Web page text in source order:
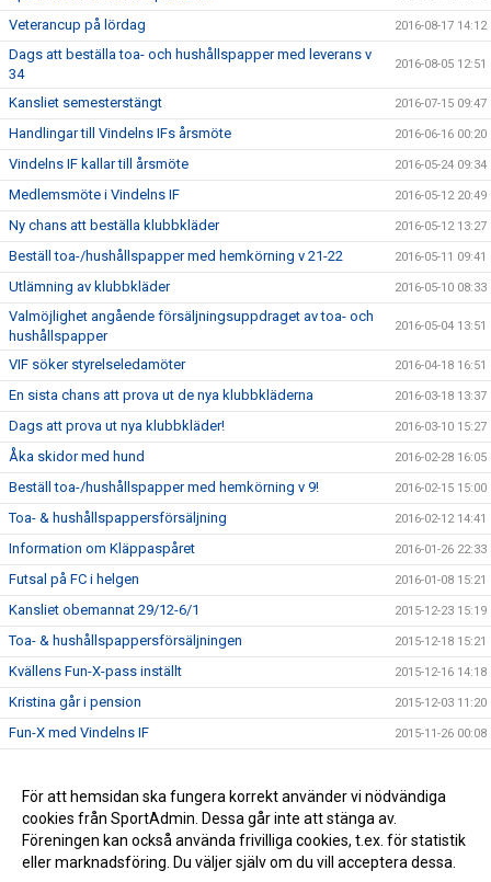
Veterancup på lördag 2016-08-17 14:12
Dags att beställa toa- och hushållspapper med leverans v
34
2016-08-05 12:51
Kansliet semesterstängt 2016-07-15 09:47
Handlingar till Vindelns IFs årsmöte 2016-06-16 00:20
Vindelns IF kallar till årsmöte 2016-05-24 09:34
Medlemsmöte i Vindelns IF 2016-05-12 20:49
Ny chans att beställa klubbkläder 2016-05-12 13:27
Beställ toa-/hushållspapper med hemkörning v 21-22 2016-05-11 09:41
Utlämning av klubbkläder 2016-05-10 08:33
Valmöjlighet angående försäljningsuppdraget av toa- och
hushållspapper
2016-05-04 13:51
VIF söker styrelseledamöter 2016-04-18 16:51
En sista chans att prova ut de nya klubbkläderna 2016-03-18 13:37
Dags att prova ut nya klubbkläder! 2016-03-10 15:27
Åka skidor med hund 2016-02-28 16:05
Beställ toa-/hushållspapper med hemkörning v 9! 2016-02-15 15:00
Toa- & hushållspappersförsäljning 2016-02-12 14:41
Information om Kläppaspåret 2016-01-26 22:33
Futsal på FC i helgen 2016-01-08 15:21
Kansliet obemannat 29/12-6/1 2015-12-23 15:19
Toa- & hushållspappersförsäljningen 2015-12-18 15:21
Kvällens Fun-X-pass inställt 2015-12-16 14:18
Kristina går i pension 2015-12-03 11:20
Fun-X med Vindelns IF 2015-11-26 00:08
Beställ toa-/hushållspapper med hemkörning i november! 2015-11-04 15:51
Info om fikaförsäljning vid innebandymatcher 2015-11-04 12:58
För att hemsidan ska fungera korrekt använder vi nödvändiga
cookies från SportAdmin. Dessa går inte att stänga av.
Föreningen kan också använda frivilliga cookies, t.ex. för statistik
eller marknadsföring. Du väljer själv om du vill acceptera dessa.